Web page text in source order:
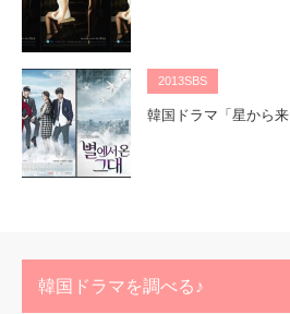
2013SBS
韓国ドラマ「星から
韓国ドラマを調べる♪